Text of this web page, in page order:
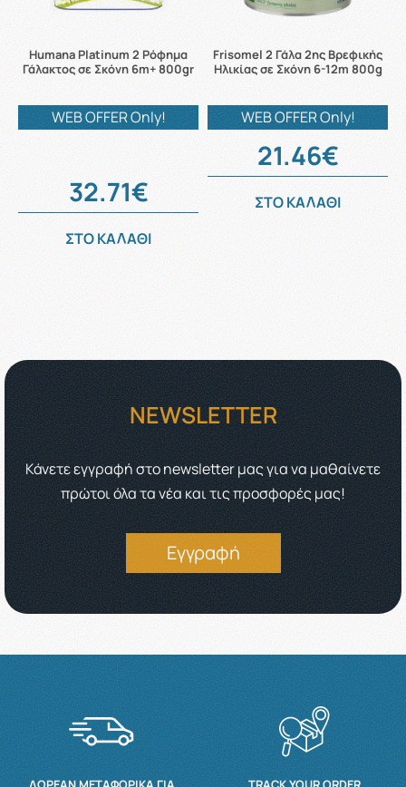
Humana Platinum 2 Ρόφημα
Γάλακτος σε Σκόνη 6m+ 800gr
WEB OFFER Only!
32.71€
ΣΤΟ ΚΑΛΑΘΙ
Frisomel 2 Γάλα 2ης Βρεφικής
Ηλικίας σε Σκόνη 6-12m 800g
WEB OFFER Only!
21.46€
ΣΤΟ ΚΑΛΑΘΙ
NEWSLETTER
Κάνετε εγγραφή στο newsletter μας για να μαθαίνετε
πρώτοι όλα τα νέα και τις προσφορές μας!
Εγγραφή